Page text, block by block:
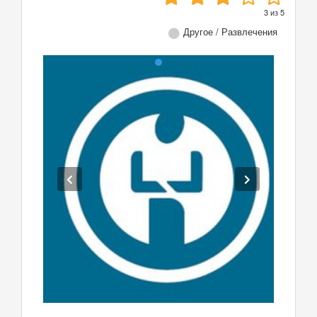
3из5
Другое / Развлечения